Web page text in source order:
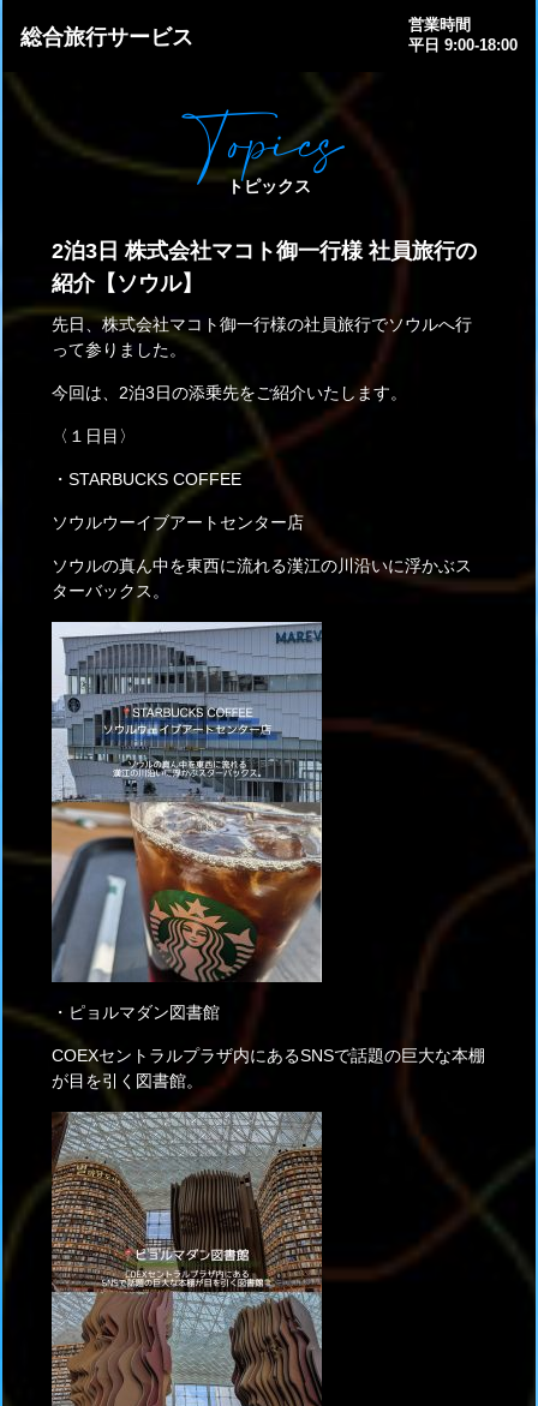
総合旅行サービス
営業時間
平日 9:00-18:00
Topics
トピックス
2泊3日 株式会社マコト御一行様 社員旅行の
紹介【ソウル】
先日、株式会社マコト御一行様の社員旅行でソウルへ行
って参りました。
今回は、2泊3日の添乗先をご紹介いたします。
〈１日目〉
・STARBUCKS COFFEE
ソウルウーイブアートセンター店
ソウルの真ん中を東西に流れる漢江の川沿いに浮かぶス
ターバックス。
・ピョルマダン図書館
COEXセントラルプラザ内にあるSNSで話題の巨大な本棚
が目を引く図書館。